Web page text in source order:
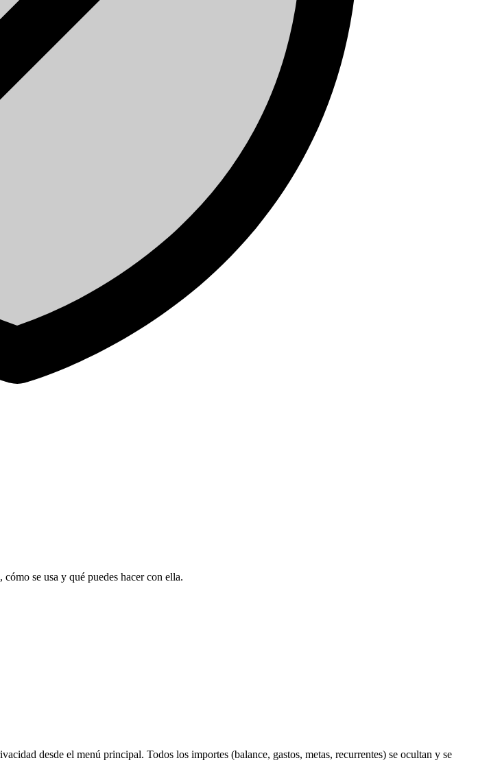
se usa y qué puedes hacer con ella.
desde el menú principal. Todos los importes (balance, gastos, metas, recurrentes) se ocultan y se